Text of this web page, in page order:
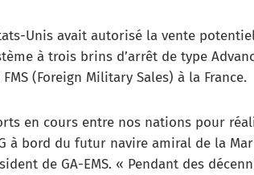
Unis avait autorisé la vente
à trois brins d’arrêt de type
(Foreign Military Sales) à la France.
en cours entre nos nations pour
à bord du futur navire amiral de la
de GA-EMS. « Pendant des